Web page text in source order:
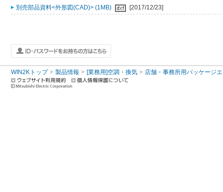
別売部品資料<外形図(CAD)> (1MB) [2017/12/23]
WIN2Kトップ 製品情報 [業務用]空調・換気 店舗・事務所用パッケージ